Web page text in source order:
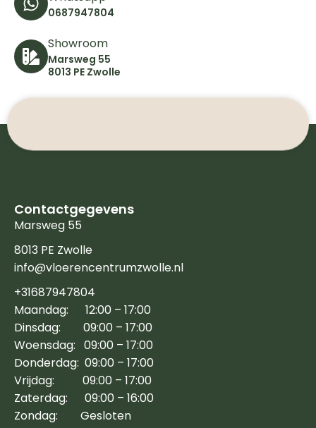
0687947804
Showroom
Marsweg 55
8013 PE Zwolle
Contactgegevens
Marsweg 55
8013 PE Zwolle
info@vloerencentrumzwolle.nl
+31687947804
Maandag: 12:00 – 17:00
Dinsdag: 09:00 – 17:00
Woensdag: 09:00 – 17:00
Donderdag: 09:00 – 17:00
Vrijdag: 09:00 – 17:00
Zaterdag: 09:00 – 16:00
Zondag: Gesloten